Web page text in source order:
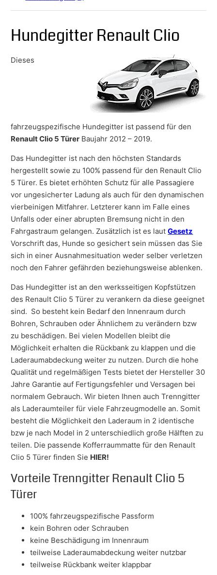
Hundegitter Renault Clio
Dieses
fahrzeugspezifische Hundegitter ist passend für den
Renault Clio 5 Türer Baujahr 2012 – 2019.
Das Hundegitter ist nach den höchsten Standards
hergestellt sowie zu 100% passend für den Renault Clio
5 Türer. Es bietet erhöhten Schutz für alle Passagiere
vor ungesicherter Ladung als auch für den dynamischen
vierbeinigen Mitfahrer. Letzterer kann im Falle eines
Unfalls oder einer abrupten Bremsung nicht in den
Fahrgastraum gelangen. Zusätzlich ist es lautGesetz
Vorschrift das, Hunde so gesichert sein müssen das Sie
sich in einer Ausnahmesituation weder selber verletzen
noch den Fahrer gefährden beziehungsweise ablenken.
Das Hundegitter ist an den werksseitigen Kopfstützen
des Renault Clio 5 Türer zu verankern da diese geeignet
sind. So besteht kein Bedarf den Innenraum durch
Bohren, Schrauben oder Ähnlichem zu verändern bzw
zu beschädigen. Bei vielen Modellen bleibt die
Möglichkeit erhalten die Rückbank zu klappen und die
Laderaumabdeckung weiter zu nutzen. Durch die hohe
Qualität und regelmäßigen Tests bietet der Hersteller 30
Jahre Garantie auf Fertigungsfehler und Versagen bei
normalem Gebrauch. Wir bieten Ihnen auch Trenngitter
als Laderaumteiler für viele Fahrzeugmodelle an. Somit
besteht die Möglichkeit den Laderaum in 2 identische
bzw je nach Model in 2 unterschiedlich große Hälften zu
teilen. Die passende Kofferraummatte für den Renault
Clio 5 Türer finden Sie HIER!
Vorteile Trenngitter Renault Clio 5
Türer
100% fahrzeugspezifische Passform
kein Bohren oder Schrauben
keine Beschädigung im Innenraum
teilweise Laderaumabdeckung weiter nutzbar
teilweise Rückbank weiter klappbar